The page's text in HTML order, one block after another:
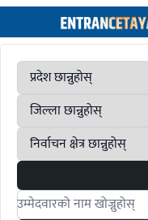
Search candidates